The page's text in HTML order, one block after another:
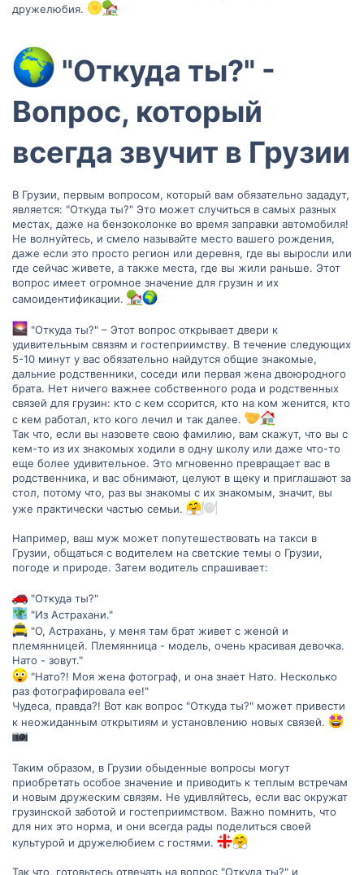
дружелюбия.
"Откуда ты?" -
Вопрос, который
всегда звучит в Грузии​
В Грузии, первым вопросом, который вам обязательно зададут,
является: "Откуда ты?" Это может случиться в самых разных
местах, даже на бензоколонке во время заправки автомобиля!
Не волнуйтесь, и смело называйте место вашего рождения,
даже если это просто регион или деревня, где вы выросли или
где сейчас живете, а также места, где вы жили раньше. Этот
вопрос имеет огромное значение для грузин и их
самоидентификации.
"Откуда ты?" – Этот вопрос открывает двери к
удивительным связям и гостеприимству. В течение следующих
5-10 минут у вас обязательно найдутся общие знакомые,
дальние родственники, соседи или первая жена двоюродного
брата. Нет ничего важнее собственного рода и родственных
связей для грузин: кто с кем ссорится, кто на ком женится, кто
с кем работал, кто кого лечил и так далее.
Так что, если вы назовете свою фамилию, вам скажут, что вы с
кем-то из их знакомых ходили в одну школу или даже что-то
еще более удивительное. Это мгновенно превращает вас в
родственника, и вас обнимают, целуют в щеку и приглашают за
стол, потому что, раз вы знакомы с их знакомым, значит, вы
уже практически частью семьи.
Например, ваш муж может попутешествовать на такси в
Грузии, общаться с водителем на светские темы о Грузии,
погоде и природе. Затем водитель спрашивает:
"Откуда ты?"
"Из Астрахани."
"О, Астрахань, у меня там брат живет с женой и
племянницей. Племянница - модель, очень красивая девочка.
Нато - зовут."
"Нато?! Моя жена фотограф, и она знает Нато. Несколько
раз фотографировала ее!"
Чудеса, правда?! Вот как вопрос "Откуда ты?" может привести
к неожиданным открытиям и установлению новых связей.
Таким образом, в Грузии обыденные вопросы могут
приобретать особое значение и приводить к теплым встречам
и новым дружеским связям. Не удивляйтесь, если вас окружат
грузинской заботой и гостеприимством. Важно помнить, что
для них это норма, и они всегда рады поделиться своей
культурой и дружелюбием с гостями.
Так что, готовьтесь отвечать на вопрос "Откуда ты?" и